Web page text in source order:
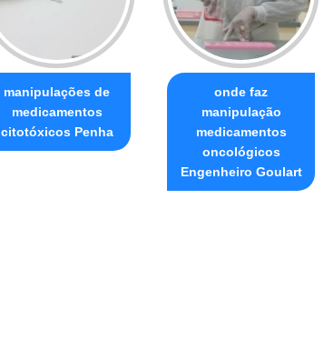
manipulações de
medicamentos
citotóxicos Penha
onde faz
manipulação
medicamentos
oncológicos
Engenheiro Goulart